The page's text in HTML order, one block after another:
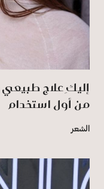
إليكِ علاج
من أول استخدام
الشعر